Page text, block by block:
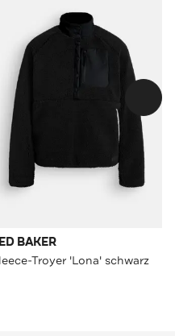
BAKER
Troyer 'Lona' schwarz